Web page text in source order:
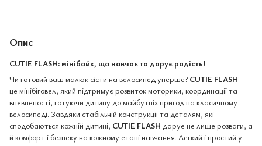
Опис
CUTIE FLASH: мінібайк, що навчає та дарує радість!
Чи готовий ваш малюк сісти на велосипед уперше? CUTIE FLASH —
це мінібіговел, який підтримує розвиток моторики, координації та
впевненості, готуючи дитину до майбутніх пригод на класичному
велосипеді. Завдяки стабільній конструкції та деталям, які
сподобаються кожній дитині, CUTIE FLASH дарує не лише розваги, а
й комфорт і безпеку на кожному етапі навчання. Легкий і простий у